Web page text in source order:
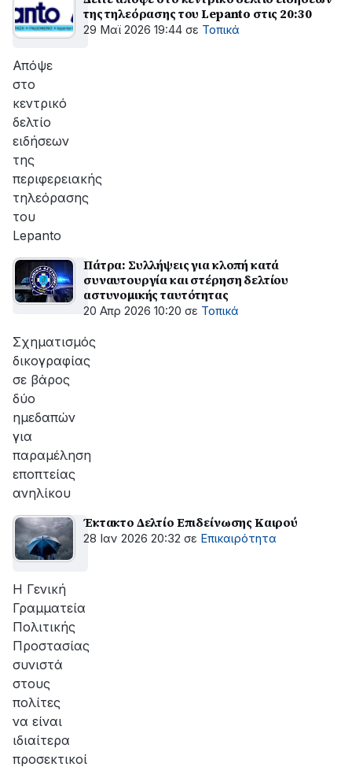
της τηλεόρασης του Lepanto στις 20:30
29 Μαϊ 2026 19:44 σε Τοπικά
Απόψε
στο
κεντρικό
δελτίο
ειδήσεων
της
περιφερειακής
τηλεόρασης
του
Lepanto
Πάτρα: Συλλήψεις για κλοπή κατά
συναυτουργία και στέρηση δελτίου
αστυνομικής ταυτότητας
20 Απρ 2026 10:20 σε Τοπικά
Σχηματισμός
δικογραφίας
σε βάρος
δύο
ημεδαπών
για
παραμέληση
εποπτείας
ανηλίκου
Έκτακτο Δελτίο Επιδείνωσης Καιρού
28 Ιαν 2026 20:32 σε Επικαιρότητα
H Γενική
Γραμματεία
Πολιτικής
Προστασίας
συνιστά
στους
πολίτες
να είναι
ιδιαίτερα
προσεκτικοί